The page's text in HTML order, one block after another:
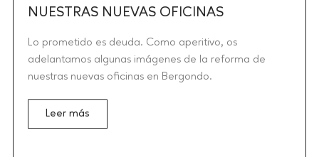
NUESTRAS NUEVAS OFICINAS
Lo prometido es deuda. Como aperitivo, os
adelantamos algunas imágenes de la reforma de
nuestras nuevas oficinas en Bergondo.
Leer más